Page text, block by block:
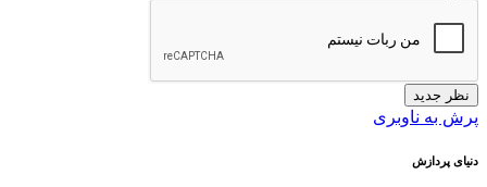
نظر جدید
پرش به ناوبری
دنیای پردازش